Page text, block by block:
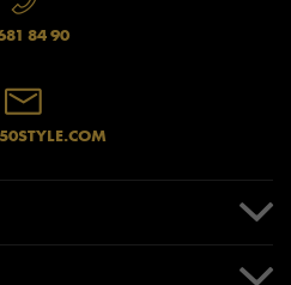
84 90